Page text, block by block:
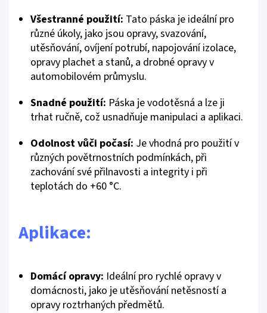
Všestranné použití: Tato páska je ideální pro
různé úkoly, jako jsou opravy, svazování,
utěsňování, ovíjení potrubí, napojování izolace,
opravy plachet a stanů, a drobné opravy v
automobilovém průmyslu.
Snadné použití: Páska je vodotěsná a lze ji
trhat ručně, což usnadňuje manipulaci a aplikaci.
Odolnost vůči počasí: Je vhodná pro použití v
různých povětrnostních podmínkách, při
zachování své přilnavosti a integrity i při
teplotách do +60 °C.
Aplikace:
Domácí opravy: Ideální pro rychlé opravy v
domácnosti, jako je utěsňování netěsností a
opravy roztrhaných předmětů.